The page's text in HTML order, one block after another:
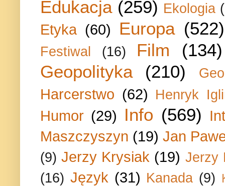
Edukacja (259) Ekologia
Etyka (60) Europa (522)
Festiwal (16) Film
(134)
Geopolityka
(210)
Harcerstwo (62) Henryk
Humor (29) Info (569)
Maszczyszyn (19) Jan
(9) Jerzy Krysiak (19) Jerzy
(16) Język (31) Kanada (9)